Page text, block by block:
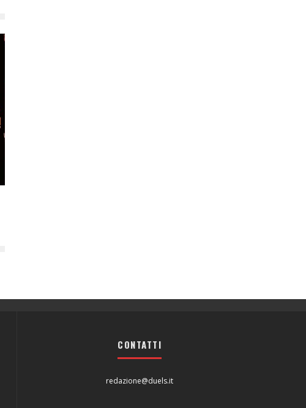
CONTATTI
redazione@duels.it